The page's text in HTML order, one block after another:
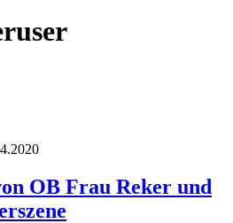
OB Frau Reker und